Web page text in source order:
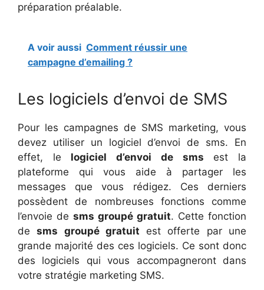
préparation préalable.
A voir aussi Comment réussir une
campagne d’emailing ?
Les logiciels d’envoi de SMS
Pour les campagnes de SMS marketing, vous
devez utiliser un logiciel d’envoi de sms. En
effet, le logiciel d’envoi de sms est la
plateforme qui vous aide à partager les
messages que vous rédigez. Ces derniers
possèdent de nombreuses fonctions comme
l’envoie de sms groupé gratuit. Cette fonction
desms groupé gratuit est offerte par une
grande majorité des ces logiciels. Ce sont donc
des logiciels qui vous accompagneront dans
votre stratégie marketing SMS.